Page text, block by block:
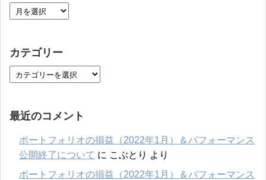
カテゴリー
最近のコメント
ポートフォリオの損益（2022年1月）＆パフォーマンス
公開終了について に こぶとり より
ポートフォリオの損益（2022年1月）＆パフォーマンス